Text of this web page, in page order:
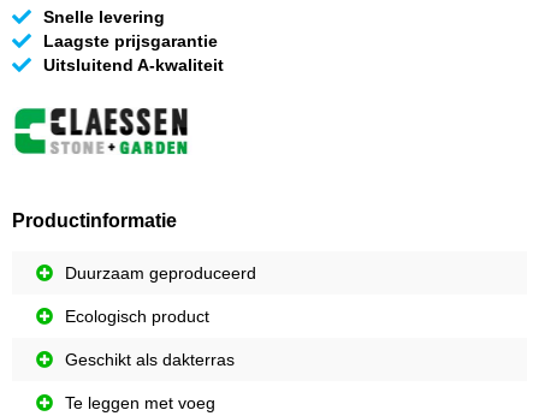
Snelle levering
Laagste prijsgarantie
Uitsluitend A-kwaliteit
Productinformatie
Duurzaam geproduceerd
Ecologisch product
Geschikt als dakterras
Te leggen met voeg